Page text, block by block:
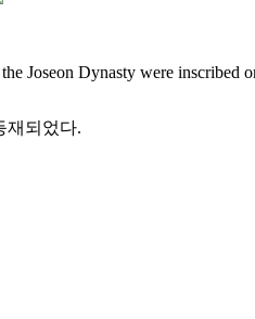
Joseon Dynasty were inscribed
재되었다.